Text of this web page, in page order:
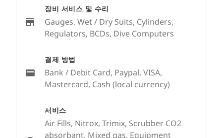
서비스
Air Fills, Nitrox, Trimix, Scrubber CO2
absorbant, Mixed gas, Equipment
장비 서비스 및 수리
Gauges, Wet / Dry Suits, Cylinders,
Regulators, BCDs, Dive Computers
결제 방법
Bank / Debit Card, Paypal, VISA,
Mastercard, Cash (local currency)